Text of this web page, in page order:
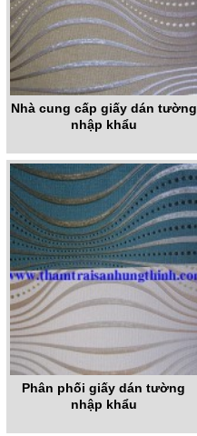
Nhà cung cấp giấy dán tường
nhập khẩu
Phân phối giấy dán tường
nhập khẩu